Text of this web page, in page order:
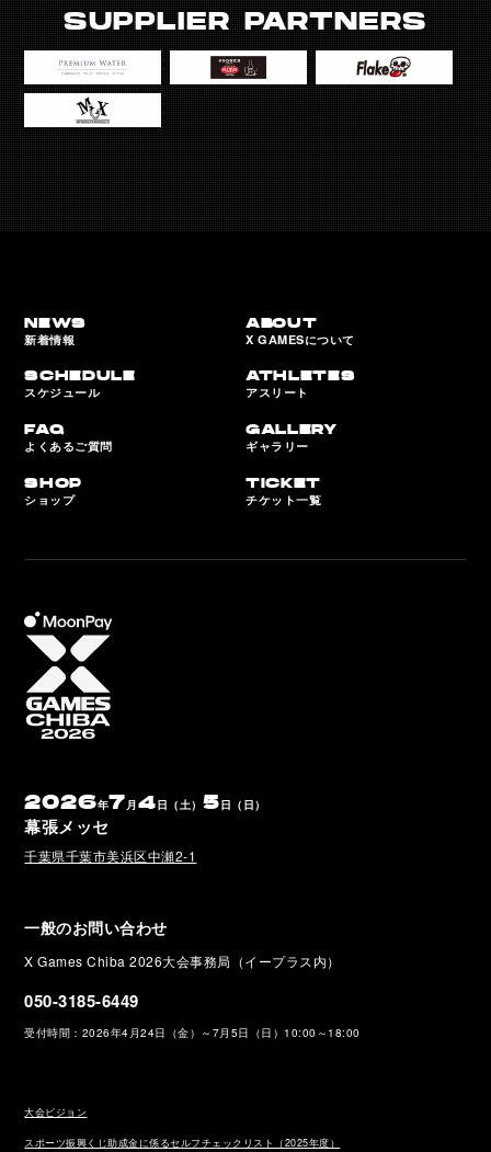
SUPPLIER PARTNERS
NEWS
新着情報
ABOUT
X GAMESについて
SCHEDULE
スケジュール
ATHLETES
アスリート
FAQ
よくあるご質問
GALLERY
ギャラリー
SHOP
ショップ
TICKET
チケット一覧
2026年7月4日（土） 5日（日）
幕張メッセ
千葉県千葉市美浜区中瀬2-1
一般のお問い合わせ
X Games Chiba 2026大会事務局（イープラス内）
050-3185-6449
受付時間：2026年4月24日（金）～7月5日（日）10:00～18:00
大会ビジョン
スポーツ振興くじ助成金に係るセルフチェックリスト（2025年度）